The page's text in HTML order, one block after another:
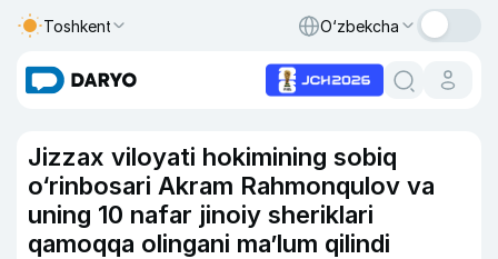
Toshkent O‘zbekcha
Jizzax viloyati hokimining sobiq
o‘rinbosari Akram Rahmonqulov va
uning 10 nafar jinoiy sheriklari
qamoqqa olingani ma’lum qilindi